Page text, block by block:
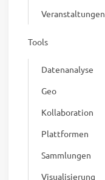
Veranstaltungen
Tools
Datenanalyse
Geo
Kollaboration
Plattformen
Sammlungen
Visualisierung